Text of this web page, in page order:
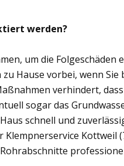
werden?
um die Folgeschäden
Hause vorbei, wenn Sie
verhindert,
sogar das
schnell und
Kottweil